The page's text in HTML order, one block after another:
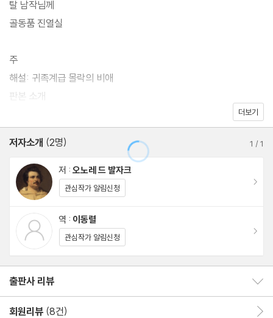
탈 남작님께
골동품 진열실
주
해설: 귀족계급 몰락의 비애
판본 소개
더보기
저자소개 (2명) 1 /1
저 : 오노레 드 발자크
관심작가 알림신청
역 : 이동렬
관심작가 알림신청
출판사 리뷰
회원리뷰 (8건)